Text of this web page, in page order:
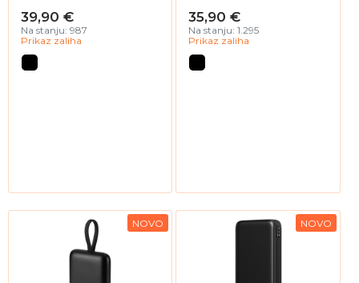
39,90 €
Na stanju: 987
Prikaz zaliha
35,90 €
Na stanju: 1.295
Prikaz zaliha
NOVO NOVO